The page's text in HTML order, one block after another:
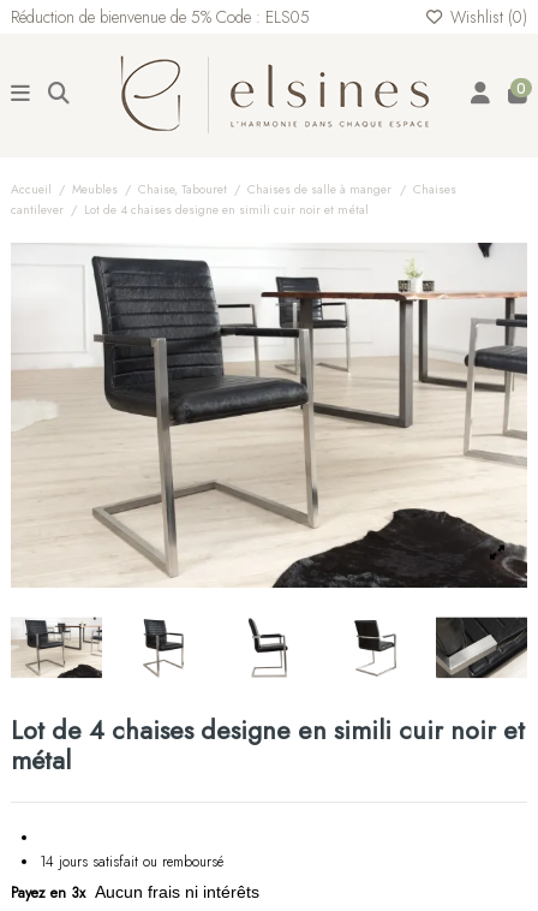
Réduction de bienvenue de 5% Code : ELS05 Wishlist (0)
0
Accueil Meubles Chaise, Tabouret Chaises de salle à manger
Chaises
cantilever
Lot de 4 chaises designe en simili cuir noir et métal
Lot de 4 chaises designe en simili cuir noir et
métal
14 jours satisfait ou remboursé
Payez en 3x Aucun frais ni intérêts